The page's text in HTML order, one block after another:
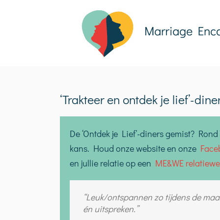
‘Trakteer en ontdek je lief’-
De ‘Ontdek je Lief’-diners gemist?
kans. Houd onze website en onze
en jullie relatie op een ME&WE
“Leuk/ontspannen zo tijdens de
én uitspreken.”
“We raden het diner anderen aan,
combinatie met lekker eten.”
“Leuk spel, vragen waardoor je
soms overheen praat of niet bij
‘Mooi dat we het spel mee naar
thuis verder. Bedankt voor de
‘Wat een feestje, voor het eerst
6). Door het spel kwamen we direct
“Wat een verrassing, mijn vrouw